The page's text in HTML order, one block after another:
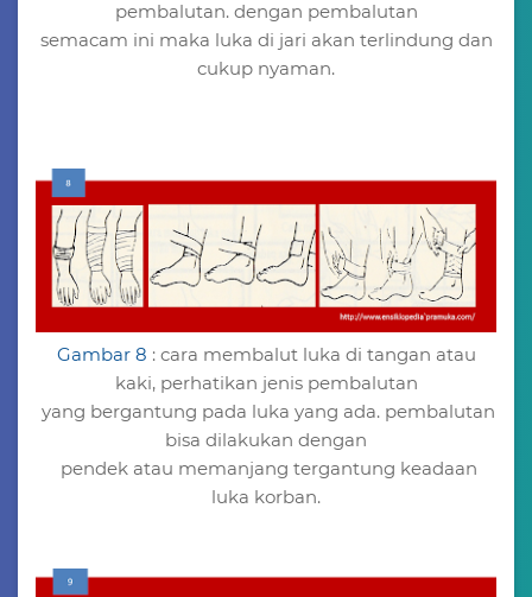
pembalutan. dengan pembalutan
semacam ini maka luka di jari akan terlindung dan
cukup nyaman.
Gambar 8 : cara membalut luka di tangan atau
kaki, perhatikan jenis pembalutan
yang bergantung pada luka yang ada. pembalutan
bisa dilakukan dengan
pendek atau memanjang tergantung keadaan
luka korban.